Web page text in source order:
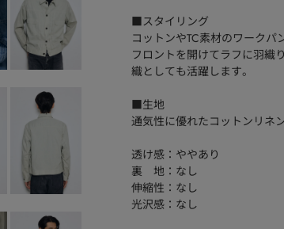
■スタイリング
コットンやTC素材のワークパ
フロントを開けてラフに羽織
織としても活躍します。
■生地
通気性に優れたコットンリネ
透け感：ややあり
裏 地：なし
伸縮性：なし
光沢感：なし